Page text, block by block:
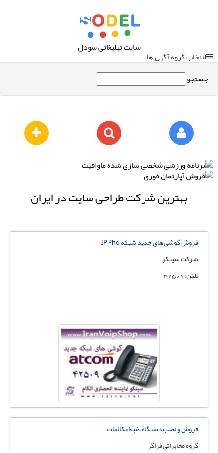
سایت تبلیغاتی سودل
انتخاب گروه آگهی ها
جستجو
بهترین شرکت طراحی سایت در ایران
فروش گوشی های جدید شبکه IP Pho
شرکت سیتکو
تلفن: 42509
فروش و نصب دستگاه ضبط مکالمات
گروه مخابراتی فراگر